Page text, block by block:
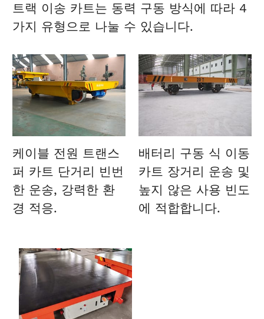
트랙 이송 카트는 동력 구동 방식에 따라 4
가지 유형으로 나눌 수 있습니다.
케이블 전원 트랜스
퍼 카트 단거리 빈번
한 운송, 강력한 환
경 적응.
배터리 구동 식 이동
카트 장거리 운송 및
높지 않은 사용 빈도
에 적합합니다.